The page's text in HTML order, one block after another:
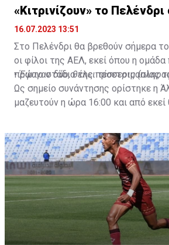
«Κιτρινίζουν» το
16.07.2023 13:51
Στο Πελένδρι θα βρεθούν σήμερα
οι φίλοι της ΑΕΛ, εκεί όπου η ομάδα
πρώτο στάδιο της προετοιμασίας
•Έφυγαν δύο, θέλει τέσσερις
Ως σημείο συνάντησης ορίστηκε η
μαζευτούν η ώρα 16:00 και από
της ομάδας.